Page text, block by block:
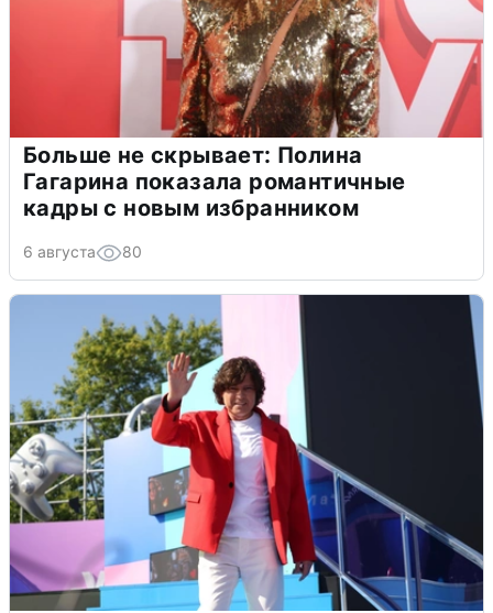
Больше не скрывает: Полина
Гагарина показала романтичные
кадры с новым избранником
6 августа 80